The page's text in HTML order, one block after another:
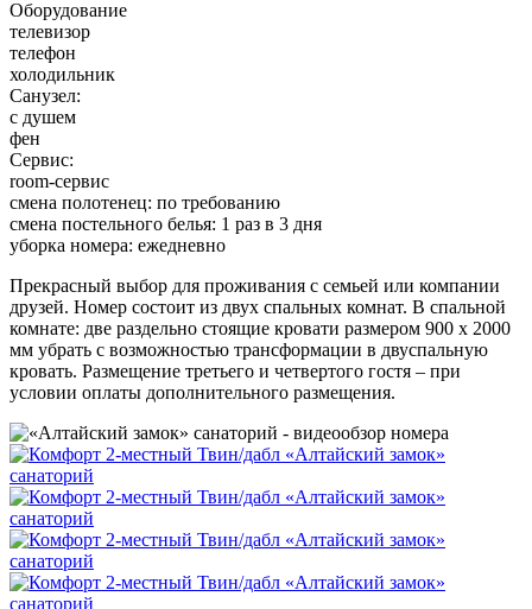
Оборудование
телевизор
телефон
холодильник
Санузел:
с душем
фен
Сервис:
room-сервис
смена полотенец: по требованию
смена постельного белья: 1 раз в 3 дня
уборка номера: ежедневно
Прекрасный выбор для проживания с семьей или компании
друзей. Номер состоит из двух спальных комнат. В спальной
комнате: две раздельно стоящие кровати размером 900 х 2000
мм убрать с возможностью трансформации в двуспальную
кровать. Размещение третьего и четвертого гостя – при
условии оплаты дополнительного размещения.